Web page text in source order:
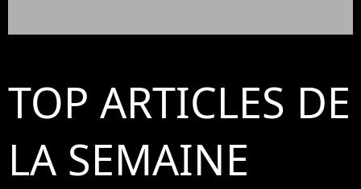
TOP ARTICLES DE
LA SEMAINE